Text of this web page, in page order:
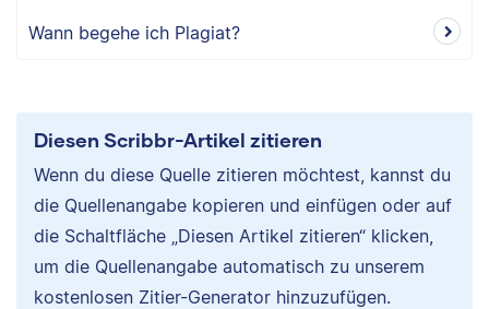
Wann begehe ich Plagiat?
Diesen Scribbr-Artikel zitieren
Wenn du diese Quelle zitieren möchtest, kannst du
die Quellenangabe kopieren und einfügen oder auf
die Schaltfläche „Diesen Artikel zitieren“ klicken,
um die Quellenangabe automatisch zu unserem
kostenlosen Zitier-Generator hinzuzufügen.